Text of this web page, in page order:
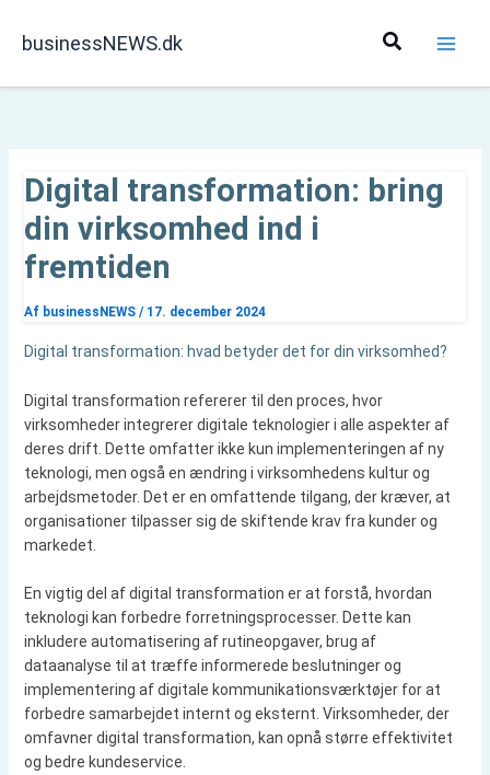
businessNEWS.dk Søg
Digital transformation: bring
din virksomhed ind i
fremtiden
Af businessNEWS / 17. december 2024
Digital transformation: hvad betyder det for din virksomhed?
Digital transformation refererer til den proces, hvor
virksomheder integrerer digitale teknologier i alle aspekter af
deres drift. Dette omfatter ikke kun implementeringen af ny
teknologi, men også en ændring i virksomhedens kultur og
arbejdsmetoder. Det er en omfattende tilgang, der kræver, at
organisationer tilpasser sig de skiftende krav fra kunder og
markedet.
En vigtig del af digital transformation er at forstå, hvordan
teknologi kan forbedre forretningsprocesser. Dette kan
inkludere automatisering af rutineopgaver, brug af
dataanalyse til at træffe informerede beslutninger og
implementering af digitale kommunikationsværktøjer for at
forbedre samarbejdet internt og eksternt. Virksomheder, der
omfavner digital transformation, kan opnå større effektivitet
og bedre kundeservice.